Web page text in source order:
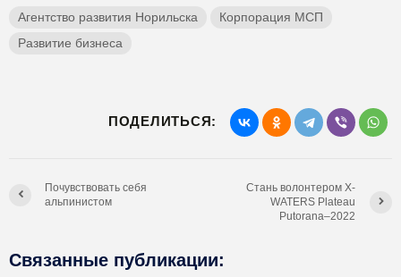
Агентство развития Норильска
Корпорация МСП
Развитие бизнеса
ПОДЕЛИТЬСЯ:
Почувствовать себя
альпинистом
Стань волонтером X-
WATERS Plateau
Putorana–2022
Связанные публикации: